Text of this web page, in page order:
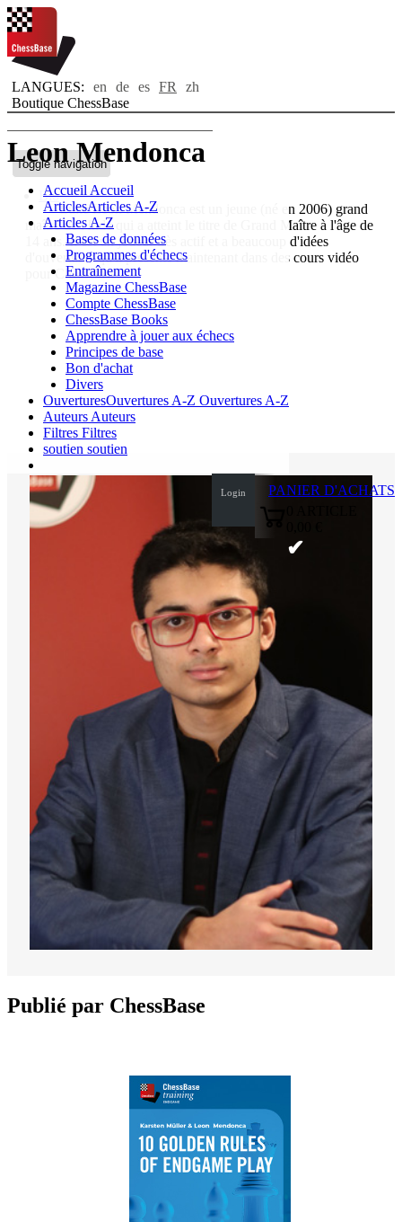
LANGUES: en de es FR
zh
Boutique ChessBase
Toggle navigation
Accueil Accueil
ArticlesArticles A-Z
Articles A-Z
Bases de données
Programmes d'échecs
Entraînement
Magazine ChessBase
Compte ChessBase
ChessBase Books
Apprendre à jouer aux échecs
Principes de base
Bon d'achat
Divers
OuverturesOuvertures A-Z Ouvertures A-Z
Auteurs Auteurs
Filtres Filtres
soutien soutien
Login
PANIER D'ACHATS
✔
Leon Mendonca
Bio
Luke Leon Mendonca est un jeune (né en 2006) grand
maître de l'Inde qui a atteint le titre de Grand Maître à l'âge de
14 ans. Il est un joueur très actif et a beaucoup d'idées
d'ouvertures qu'il présente maintenant dans des cours vidéo
pour ChessBase.
Publié par ChessBase